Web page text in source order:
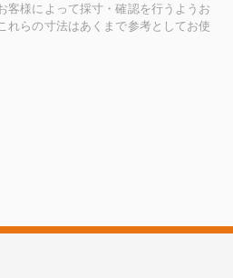
客様によって採寸・確認を行うようお
れらの寸法はあくまで参考としてお使